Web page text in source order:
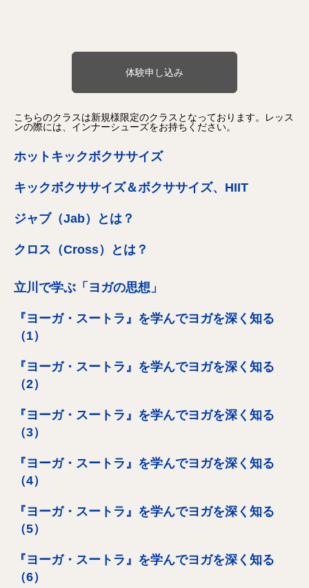
体験申し込み
こちらのクラスは新規様限定のクラスとなっております。レッス
ンの際には、インナーシューズをお持ちください。
ホットキックボクササイズ
キックボクササイズ＆ボクササイズ、HIIT
ジャブ（Jab）とは？
クロス（Cross）とは？
立川で学ぶ「ヨガの思想」
『ヨーガ・スートラ』を学んでヨガを深く知る
（1）
『ヨーガ・スートラ』を学んでヨガを深く知る
（2）
『ヨーガ・スートラ』を学んでヨガを深く知る
（3）
『ヨーガ・スートラ』を学んでヨガを深く知る
（4）
『ヨーガ・スートラ』を学んでヨガを深く知る
（5）
『ヨーガ・スートラ』を学んでヨガを深く知る
（6）